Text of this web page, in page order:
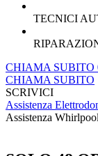
TECNICI
CHIAMA SUBITO
CHIAMA SUBITO
SCRIVICI
Assistenza
Assistenza